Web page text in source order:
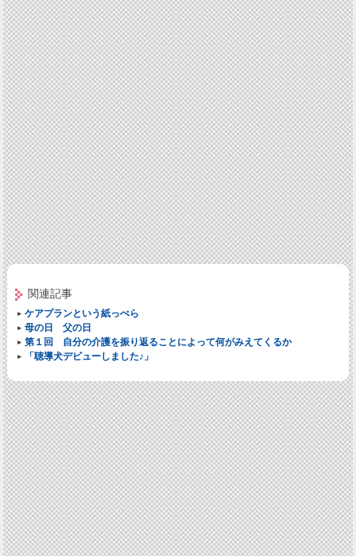
関連記事
ケアプランという紙っぺら
母の日 父の日
第１回 自分の介護を振り返ることによって何がみえてくるか
「聴導犬デビューしました♪」